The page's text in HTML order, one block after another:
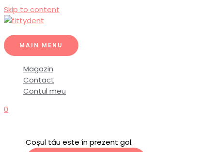
Skip to content
MAIN MENU
Magazin
Contact
Contul meu
0
Coșul tău este în prezent gol.